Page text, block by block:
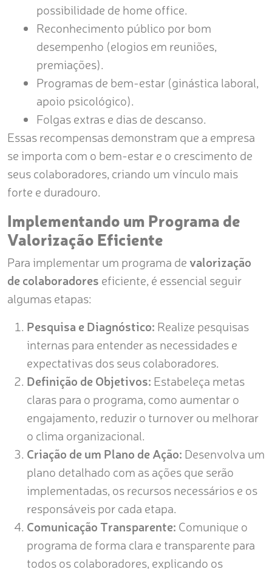
possibilidade de home office.
Reconhecimento público por bom
desempenho (elogios em reuniões,
premiações).
Programas de bem-estar (ginástica laboral,
apoio psicológico).
Folgas extras e dias de descanso.
Essas recompensas demonstram que a empresa
se importa com o bem-estar e o crescimento de
seus colaboradores, criando um vínculo mais
forte e duradouro.
Implementando um Programa de
Valorização Eficiente
Para implementar um programa devalorização
de colaboradores eficiente, é essencial seguir
algumas etapas:
Pesquisa e Diagnóstico: Realize pesquisas
internas para entender as necessidades e
expectativas dos seus colaboradores.
Definição de Objetivos: Estabeleça metas
claras para o programa, como aumentar o
engajamento, reduzir o turnover ou melhorar
o clima organizacional.
Criação de um Plano de Ação: Desenvolva um
plano detalhado com as ações que serão
implementadas, os recursos necessários e os
responsáveis por cada etapa.
Comunicação Transparente: Comunique o
programa de forma clara e transparente para
todos os colaboradores, explicando os